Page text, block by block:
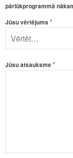
pārlūkprogrammā
Jūsu vērtējums*
Jūsu atsauksme*